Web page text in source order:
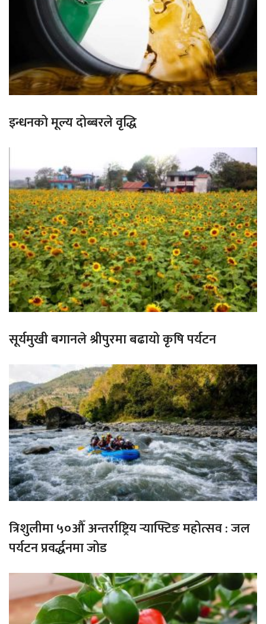
इन्धनको मूल्य दोब्बरले वृद्धि
सूर्यमुखी बगानले श्रीपुरमा बढायो कृषि पर्यटन
त्रिशुलीमा ५०औँ अन्तर्राष्ट्रिय र्‍याफ्टिङ महोत्सव : जल
पर्यटन प्रवर्द्धनमा जोड